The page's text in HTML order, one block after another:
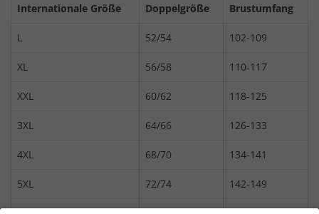
Internationale Größe Doppelgröße Brustumfang
L 52/54 102-109
XL 56/58 110-117
XXL 60/62 118-125
3XL 64/66 126-133
4XL 68/70 134-141
5XL 72/74 142-149